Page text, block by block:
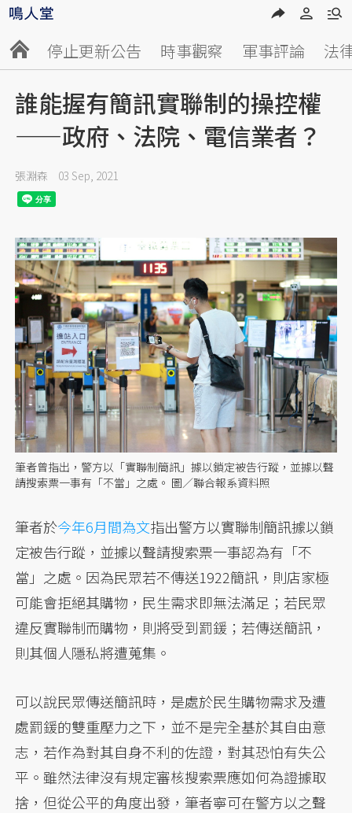
停止更新公告 時事觀察 軍事評論 法
誰能握有簡訊實聯制的操控權
——政府、法院、電信業者？
張淵森 03 Sep, 2021
筆者曾指出，警方以「實聯制簡訊」據以鎖定被告行蹤，並據以聲
請搜索票一事有「不當」之處。 圖／聯合報系資料照
筆者於今年6月間為文指出警方以實聯制簡訊據以鎖
定被告行蹤，並據以聲請搜索票一事認為有「不
當」之處。因為民眾若不傳送1922簡訊，則店家極
可能會拒絕其購物，民生需求即無法滿足；若民眾
違反實聯制而購物，則將受到罰鍰；若傳送簡訊，
則其個人隱私將遭蒐集。
可以說民眾傳送簡訊時，是處於民生購物需求及遭
處罰鍰的雙重壓力之下，並不是完全基於其自由意
志，若作為對其自身不利的佐證，對其恐怕有失公
平。雖然法律沒有規定審核搜索票應如何為證據取
捨，但從公平的角度出發，筆者寧可在警方以之聲